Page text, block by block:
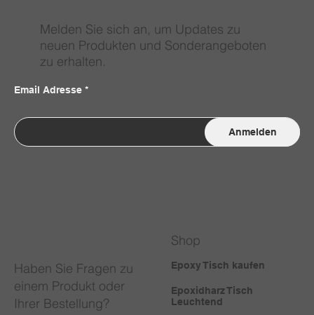
Melden Sie sich an, um Updates zu
neuen Produkten und Sonderangeboten
zu erhalten.
Email Adresse
Anmelden
Haben Sie Fragen zu
einem Produkt oder
Ihrer Bestellung?
Shop
Epoxy Tisch kaufen
Epoxidharz Tisch
Leuchtend